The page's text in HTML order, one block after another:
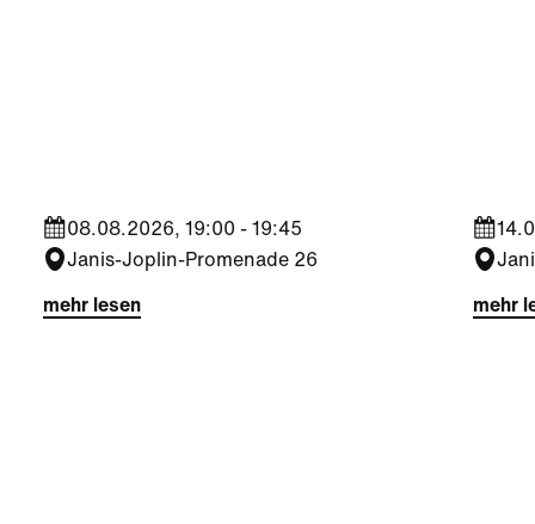
08.08.2026, 19:00 - 19:45
Janis-Joplin-Promenade 26
mehr lesen mehr